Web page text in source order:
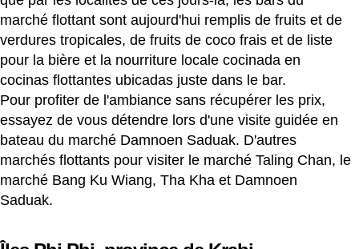
marché flottant sont aujourd'hui remplis de fruits et de
verdures tropicales, de fruits de coco frais et de liste
pour la bière et la nourriture locale cocinada en
cocinas flottantes ubicadas juste dans le bar.
Pour profiter de l'ambiance sans récupérer les prix,
essayez de vous détendre lors d'une visite guidée en
bateau du marché Damnoen Saduak. D'autres
marchés flottants pour visiter le marché Taling Chan, le
marché Bang Ku Wiang, Tha Kha et Damnoen
Saduak.